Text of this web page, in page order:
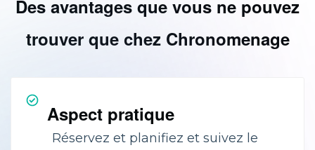
Des avantages que vous ne pouvez
trouver que chez Chronomenage
Aspect pratique
Réservez et planifiez et suivez le